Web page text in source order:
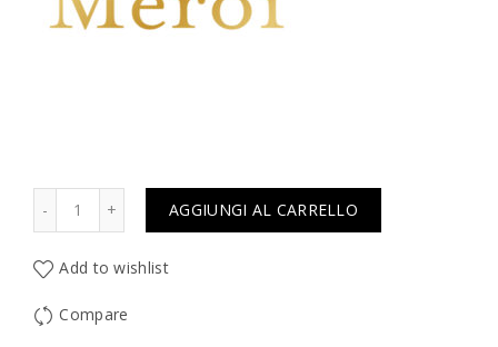
AGGIUNGI AL CARRELLO
Add to wishlist
Compare